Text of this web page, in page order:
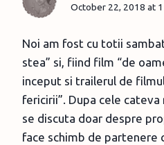
October 22, 2018 at
Noi am fost cu totii
stea” si, fiind film “de
inceput si trailerul de
fericirii”. Dupa cele
se discuta doar despre
face schimb de partenere